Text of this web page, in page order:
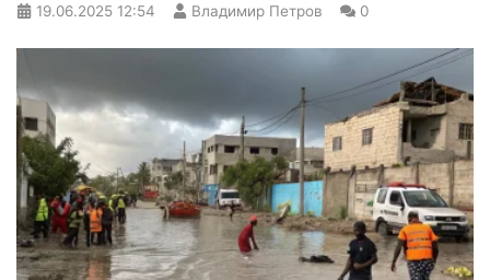
19.06.2025 12:54 Владимир Петров 0